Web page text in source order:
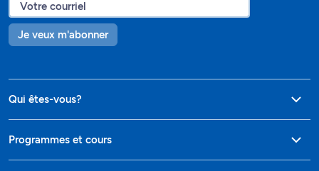
Je veux m'abonner
Qui êtes-vous?
Programmes et cours